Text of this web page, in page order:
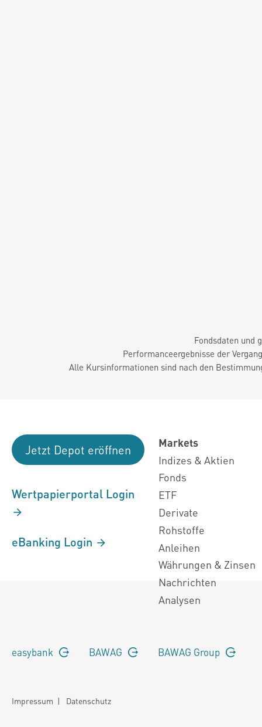
Fondsdaten und
Performanceergebnisse der
Alle Kursinformationen sind nach den
Jetzt Depot eröffnen
Wertpapierportal Login
eBanking Login
Markets
Indizes & Aktien
Fonds
ETF
Derivate
Rohstoffe
Anleihen
Währungen & Zinsen
Nachrichten
Analysen
easybank BAWAG BAWAG Group
Impressum | Datenschutz